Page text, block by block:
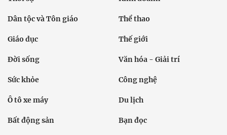
Dân tộc và Tôn giáo Thể thao
Giáo dục Thế giới
Đời sống Văn hóa - Giải trí
Sức khỏe Công nghệ
Ô tô xe máy Du lịch
Bất động sản Bạn đọc